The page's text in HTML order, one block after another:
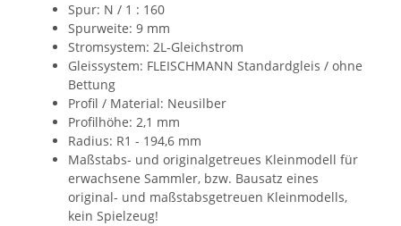
Spur: N / 1 : 160
Spurweite: 9 mm
Stromsystem: 2L-Gleichstrom
Gleissystem: FLEISCHMANN Standardgleis / ohne
Bettung
Profil / Material: Neusilber
Profilhöhe: 2,1 mm
Radius: R1 - 194,6 mm
Maßstabs- und originalgetreues Kleinmodell für
erwachsene Sammler, bzw. Bausatz eines
original- und maßstabsgetreuen Kleinmodells,
kein Spielzeug!